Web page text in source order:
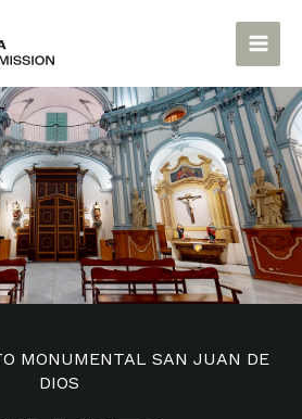
Main
MONUMENTAL SAN JUAN DE
DIOS